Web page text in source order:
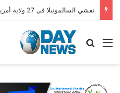
القائمة بحث عن